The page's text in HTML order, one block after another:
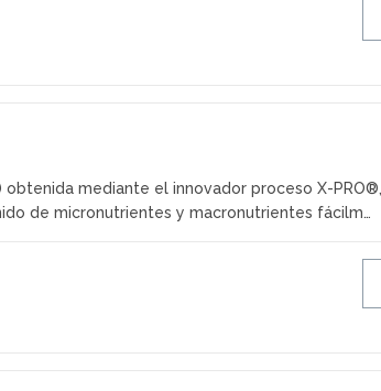
obtenida mediante el innovador proceso X-PRO®,
de micronutrientes y macronutrientes fácilm…